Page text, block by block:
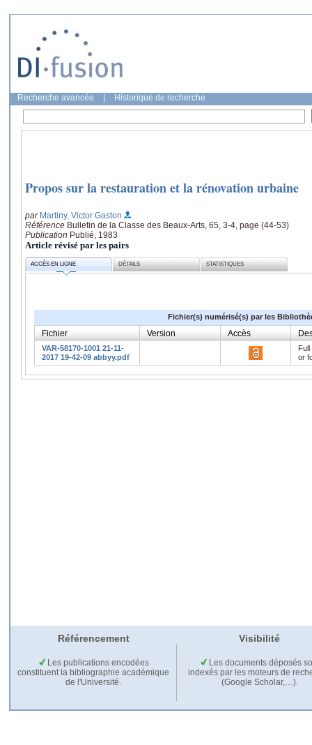
Recherche avancée Historique de recherche
Propos sur la restauration et la rénovation urbaine
par Martiny, Victor Gaston
Référence Bulletin de la Classe des Beaux-Arts, 65, 3-4, page (44-53)
Publication Publié, 1983
Article révisé par les pairs
ACCÈS EN LIGNE DÉTAILS STATISTIQUES
Fichier(s) numérisé(s) par les
Fichier Version Accès
VAR-58170-1001 21-11-
2017 19-42-09 abbyy.pdf
or
Référencement Visibilité
Les publications encodées
constituent la bibliographie académique
de l'Université.
Les documents déposés
indexés par les moteurs de
(Google Scholar,…).